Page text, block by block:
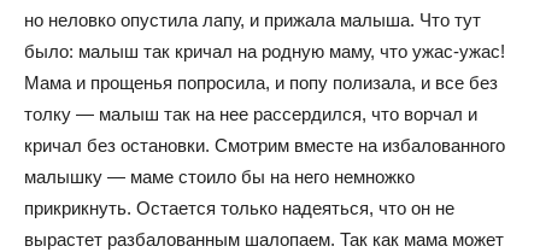
но неловко опустила лапу, и прижала малыша. Что тут
было: малыш так кричал на родную маму, что ужас-ужас!
Мама и прощенья попросила, и попу полизала, и все без
толку — малыш так на нее рассердился, что ворчал и
кричал без остановки. Смотрим вместе на избалованного
малышку — маме стоило бы на него немножко
прикрикнуть. Остается только надеяться, что он не
вырастет разбалованным шалопаем. Так как мама может